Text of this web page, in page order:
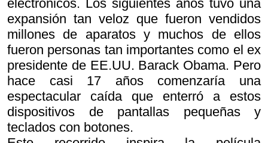
electrónicos. Los siguientes años tuvo una
expansión tan veloz que fueron vendidos
millones de aparatos y muchos de ellos
fueron personas tan importantes como el ex
presidente de EE.UU. Barack Obama. Pero
hace casi 17 años comenzaría una
espectacular caída que enterró a estos
dispositivos de pantallas pequeñas y
teclados con botones.